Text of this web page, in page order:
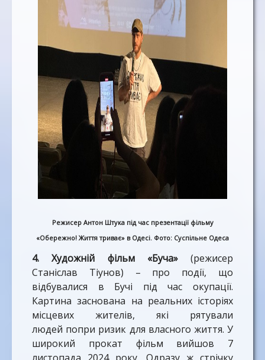
Режисер Антон Штука під час презентації фільму
«Обережно! Життя триває» в Одесі. Фото: Суспільне Одеса
4. Художній фільм «Буча»(режисер
Станіслав Тіунов) –
про події, що
відбувалися в Бучі під час окупації.
Картина заснована на реальних історіях
місцевих жителів, які рятували
людей попри ризик для власного життя. У
широкий прокат фільм вийшов 7